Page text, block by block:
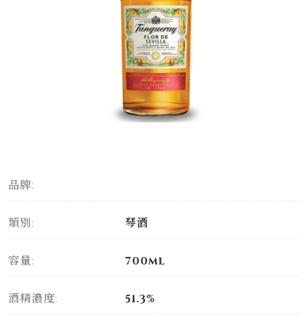
品牌:
類別: 琴酒
容量: 700ml
酒精濃度: 51.3%